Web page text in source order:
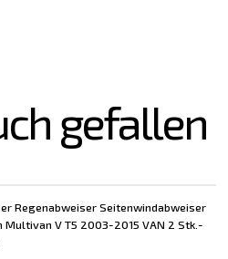
gefallen
Regenabweiser Seitenwindabweiser
Multivan V T5 2003-2015 VAN 2 Stk.-